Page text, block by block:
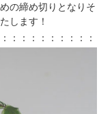
締め切りとなりそ
します！
：：：：：：：：：：